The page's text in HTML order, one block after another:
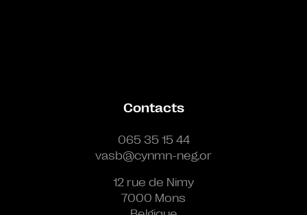
Contacts
065 35 15 44
vasb@cynmn-neg.or
12 rue de Nimy
7000 Mons